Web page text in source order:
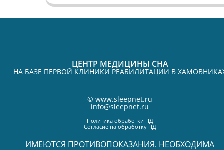
ЦЕНТР МЕДИЦИНЫ СНА
НА БАЗЕ ПЕРВОЙ КЛИНИКИ РЕАБИЛИТАЦИИ В
© www.sleepnet.ru
info@sleepnet.ru
Политика обработки ПД
Согласие на обработку ПД
ИМЕЮТСЯ ПРОТИВОПОКАЗАНИЯ. НЕОБХОДИМА